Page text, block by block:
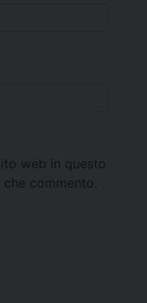
web in questo
commento.